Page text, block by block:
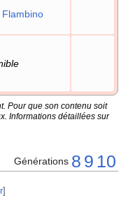
Flambino
Pour que son contenu soit
Informations détaillées sur
Générations 8 9 10
]